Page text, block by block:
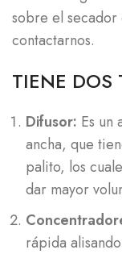
sobre el secador
contactarnos.
TIENE DOS
Difusor: Es un
ancha, que
palito, los
dar mayor
rápida